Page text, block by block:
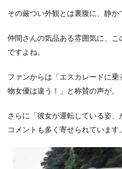
その厳つい外観とは裏腹に、静か
仲間さんの気品ある雰囲気に、
ですよね。
ファンからは「エスカレードに
物女優は違う！」と称賛の声が。
さらに「彼女が運転している姿、
コメントも多く寄せられています。